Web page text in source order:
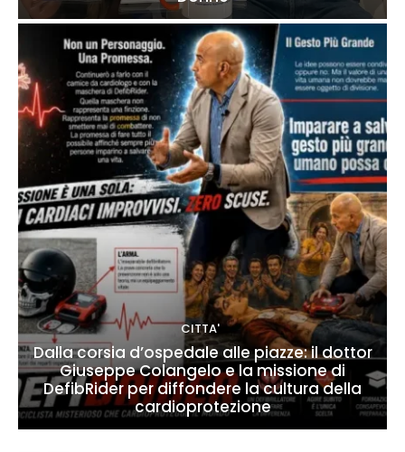
CITTA'
Dalla corsia d’ospedale alle piazze: il dottor
Giuseppe Colangelo e la missione di
DefibRider per diffondere la cultura della
cardioprotezione